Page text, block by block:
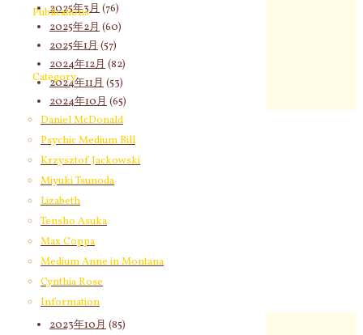
Publications
Category
Daniel McDonald
Psychic Medium Bill
Krzysztof Jackowski
Miyuki Tsunoda
Lizabeth
Tensho Asuka
Max Coppa
Medium Anne in Montana
Cynthia Rose
Information
2025年3月 (76)
2025年2月 (60)
2025年1月 (57)
2024年12月 (82)
2024年11月 (53)
2024年10月 (65)
2024年9月(58)
2024年8月(65)
2024年7月(63)
2024年6月(72)
2024年5月
2024年4月
2024年2月
2024年1月(66)
2023年12月
2023年11月
2023年10月 (85)